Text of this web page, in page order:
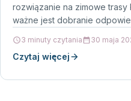
rozwiązanie na zimowe
ważne jest dobranie
3 minuty czytania 30 maja
Czytaj więcej